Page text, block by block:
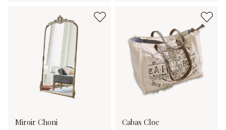
Miroir Choni Cabas Cloe